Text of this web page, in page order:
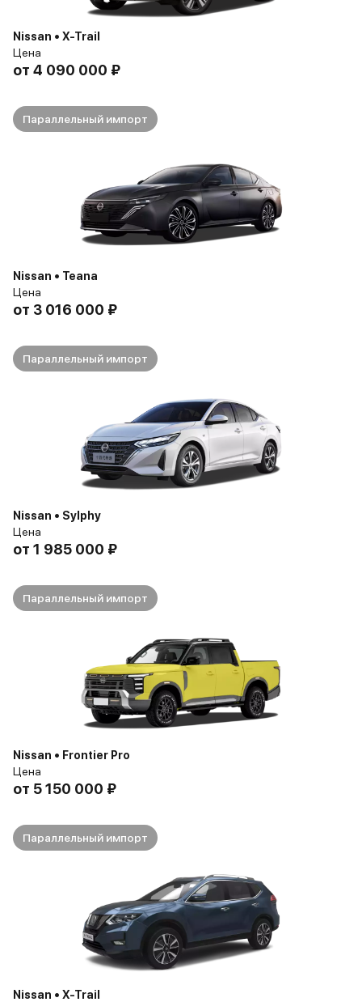
Nissan • X-Trail
Цена
от 4 090 000 ₽
Параллельный импорт
Nissan • Teana
Цена
от 3 016 000 ₽
Параллельный импорт
Nissan • Sylphy
Цена
от 1 985 000 ₽
Параллельный импорт
Nissan • Frontier Pro
Цена
от 5 150 000 ₽
Параллельный импорт
Nissan • X-Trail